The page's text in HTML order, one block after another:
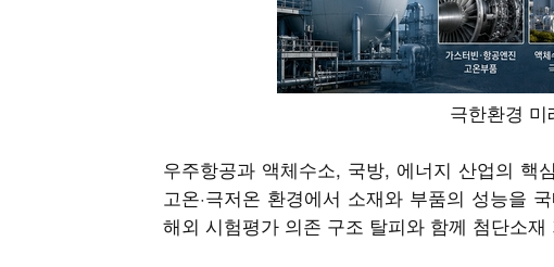
극한환경
우주항공과 액체수소, 국방, 에너지 산업의 핵
고온·극저온 환경에서 소재와 부품의 성능을
해외 시험평가 의존 구조 탈피와 함께 첨단소